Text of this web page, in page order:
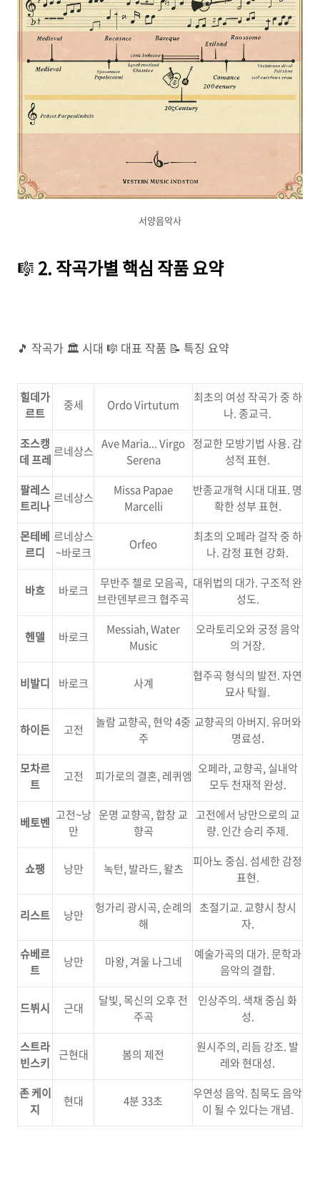
서양음악사
🎼2. 작곡가별 핵심 작품 요약
🎵 작곡가 🏛️ 시대 🎼 대표 작품 📝 특징 요약
힐데가
르트
중세 Ordo Virtutum
최초의 여성 작곡가 중 하
나. 종교극.
조스캥
데 프레
르네상스 Ave Maria... Virgo
Serena
정교한 모방기법 사용. 감
성적 표현.
팔레스
트리나
르네상스
Missa Papae
Marcelli
반종교개혁 시대 대표. 명
확한 성부 표현.
몬테베
르디
르네상스
~바로크
Orfeo
최초의 오페라 걸작 중 하
나. 감정 표현 강화.
바흐 바로크
무반주 첼로 모음곡,
브란덴부르크 협주곡
대위법의 대가. 구조적 완
성도.
헨델 바로크
Messiah, Water
Music
오라토리오와 궁정 음악
의 거장.
비발디 바로크 사계
협주곡 형식의 발전. 자연
묘사 탁월.
하이든 고전
놀람 교향곡, 현악 4중
주
교향곡의 아버지. 유머와
명료성.
모차르
트
고전 피가로의 결혼, 레퀴엠 오페라, 교향곡, 실내악
모두 천재적 완성.
베토벤 고전~낭
만
운명 교향곡, 합창 교
향곡
고전에서 낭만으로의 교
량. 인간 승리 주제.
쇼팽 낭만 녹턴, 발라드, 왈츠
피아노 중심. 섬세한 감정
표현.
리스트 낭만
헝가리 광시곡, 순례의
해
초절기교. 교향시 창시
자.
슈베르
트
낭만 마왕, 겨울 나그네
예술가곡의 대가. 문학과
음악의 결합.
드뷔시 근대
달빛, 목신의 오후 전
주곡
인상주의. 색채 중심 화
성.
스트라
빈스키
근현대 봄의 제전
원시주의, 리듬 강조. 발
레와 현대성.
존 케이
지
현대 4분 33초
우연성 음악. 침묵도 음악
이 될 수 있다는 개념.